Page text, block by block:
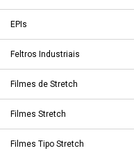
EPIs
Feltros Industriais
Filmes de Stretch
Filmes Stretch
Filmes Tipo Stretch